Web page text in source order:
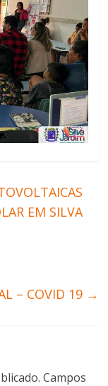
EM SILVA
– COVID 19 →
Campos